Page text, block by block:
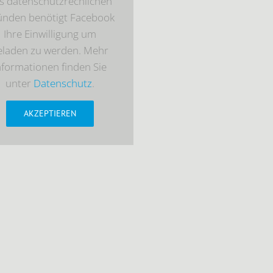
benötigt Facebook
Ihre Einwilligung um
zu werden. Mehr
finden Sie
unter Datenschutz.
AKZEPTIEREN